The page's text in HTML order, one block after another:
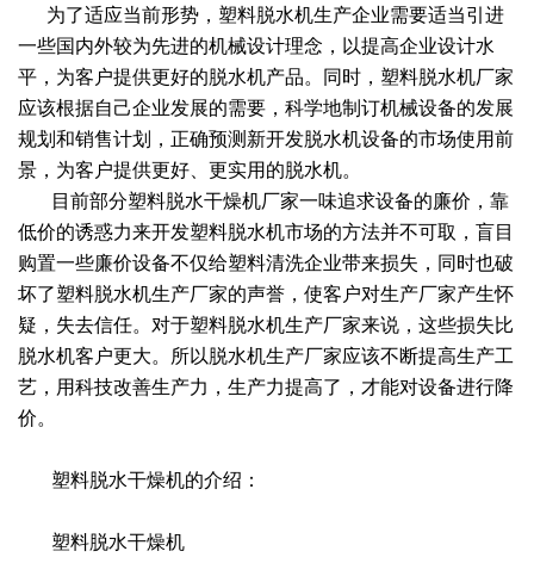
滚筒干燥系列
沸腾干燥系列
烘箱干燥系列
管束干燥系列
干燥配套装置
社会责任
为了适应当前形势，塑料脱水机生产企业需要适当引进
一些国内外较为先进的机械设计理念，以提高企业设计水
平，为客户提供更好的脱水机产品。同时，塑料脱水机厂家
应该根据自己企业发展的需要，科学地制订机械设备的发展
规划和销售计划，正确预测新开发脱水机设备的市场使用前
景，为客户提供更好、更实用的脱水机。
目前部分塑料脱水干燥机厂家一味追求设备的廉价，靠
低价的诱惑力来开发塑料脱水机市场的方法并不可取，盲目
购置一些廉价设备不仅给塑料清洗企业带来损失，同时也破
坏了塑料脱水机生产厂家的声誉，使客户对生产厂家产生怀
疑，失去信任。对于塑料脱水机生产厂家来说，这些损失比
脱水机客户更大。所以脱水机生产厂家应该不断提高生产工
艺，用科技改善生产力，生产力提高了，才能对设备进行降
价。
塑料脱水干燥机的介绍：
塑料脱水干燥机